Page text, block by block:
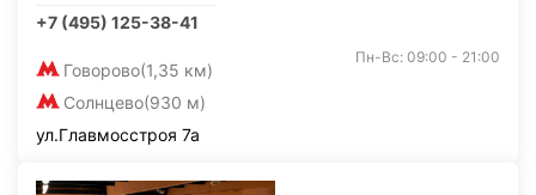
+7 (495) 125-38-41
Говорово(1,35 км)
Солнцево(930 м)
Пн-Вс: 09:00 - 21:00
ул.Главмосстроя 7а